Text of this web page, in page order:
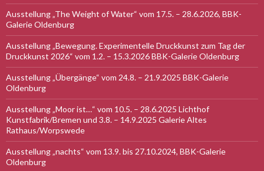
Ausstellung „The Weight of Water“ vom 17.5. – 28.6.2026, BBK-
Galerie Oldenburg
Ausstellung „Bewegung. Experimentelle Druckkunst zum Tag der
Druckkunst 2026“ vom 1.2. – 15.3.2026 BBK-Galerie Oldenburg
Ausstellung „Übergänge“ vom 24.8. – 21.9.2025 BBK-Galerie
Oldenburg
Ausstellung „Moor ist…“ vom 10.5. – 28.6.2025 Lichthof
Kunstfabrik/Bremen und 3.8. – 14.9.2025 Galerie Altes
Rathaus/Worpswede
Ausstellung „nachts“ vom 13.9. bis 27.10.2024, BBK-Galerie
Oldenburg